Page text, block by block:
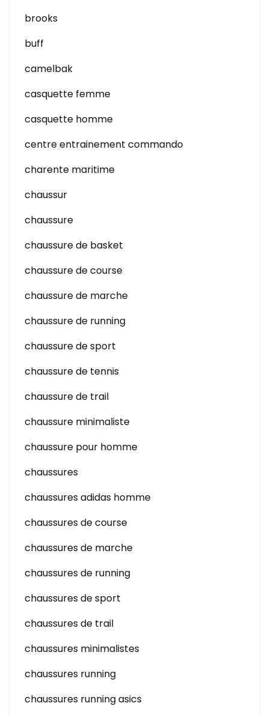
brooks
buff
camelbak
casquette femme
casquette homme
centre entrainement commando
charente maritime
chaussur
chaussure
chaussure de basket
chaussure de course
chaussure de marche
chaussure de running
chaussure de sport
chaussure de tennis
chaussure de trail
chaussure minimaliste
chaussure pour homme
chaussures
chaussures adidas homme
chaussures de course
chaussures de marche
chaussures de running
chaussures de sport
chaussures de trail
chaussures minimalistes
chaussures running
chaussures running asics